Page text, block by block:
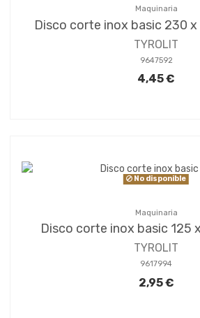
Maquinaria
Disco corte inox basic 230 x
TYROLIT
9647592
4,45 €
No disponible
Maquinaria
Disco corte inox basic 125
TYROLIT
9617994
2,95 €